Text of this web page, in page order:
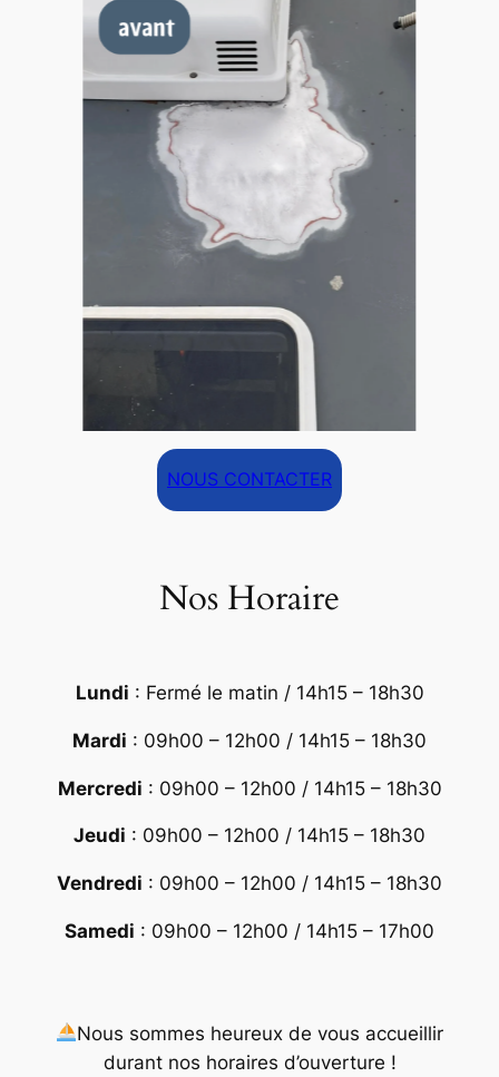
NOUS CONTACTER
Nos Horaire
Lundi : Fermé le matin / 14h15 – 18h30
Mardi : 09h00 – 12h00 / 14h15 – 18h30
Mercredi : 09h00 – 12h00 / 14h15 – 18h30
Jeudi : 09h00 – 12h00 / 14h15 – 18h30
Vendredi : 09h00 – 12h00 / 14h15 – 18h30
Samedi : 09h00 – 12h00 / 14h15 – 17h00
Nous sommes heureux de vous accueillir
durant nos horaires d’ouverture !